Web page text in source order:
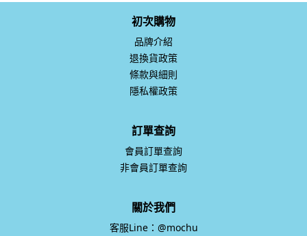
初次購物
品牌介紹
退換貨政策
條款與細則
隱私權政策
訂單查詢
會員訂單查詢
非會員訂單查詢
關於我們
客服Line：@mochu